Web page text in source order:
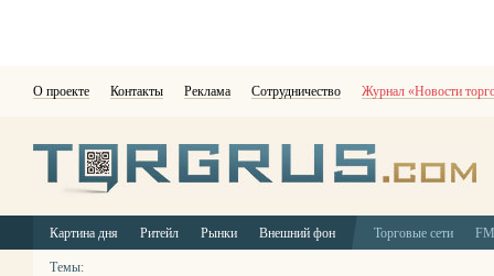
О проекте Контакты Реклама Сотрудничество Журнал «Новости
Картина дня Ритейл Рынки Внешний фон Торговые сети
Темы: